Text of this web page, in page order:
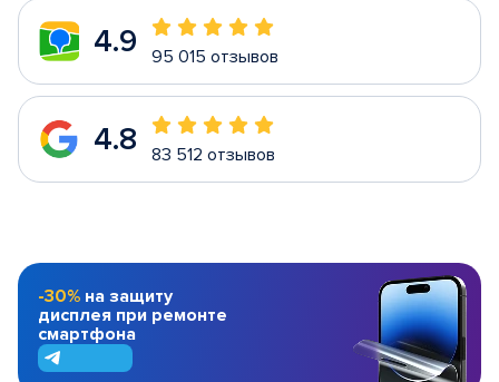
4.9 95 015 отзывов
4.8 83 512 отзывов
-30% на защиту
дисплея при ремонте
смартфона